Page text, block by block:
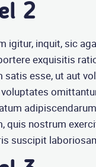
2
igitur, inquit, sic
exquisitis
satis esse, ut aut
quis nostrum
suscipit